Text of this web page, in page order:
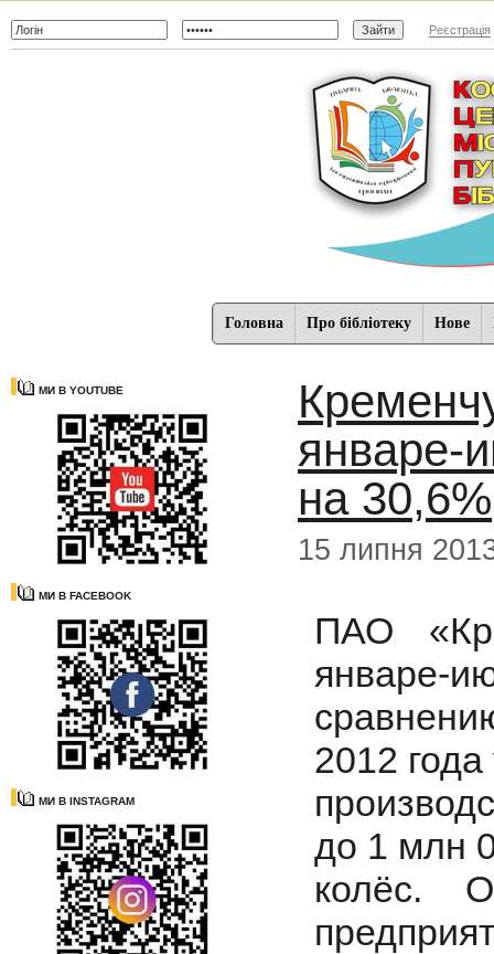
Реєстрація
Головна Про бібліотеку Нове
МИ В YOUTUBE
МИ В FACEBOOK
МИ В INSTAGRAM
январе-
на 30,6%
15 липня
ПАО
январе-
2012
до 1 млн
колёс.